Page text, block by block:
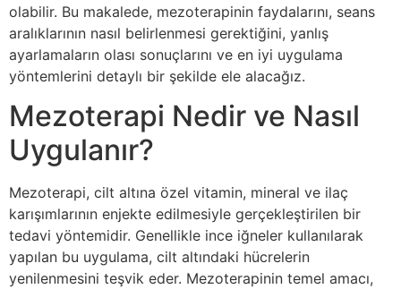
olabilir. Bu makalede, mezoterapinin faydalarını, seans
aralıklarının nasıl belirlenmesi gerektiğini, yanlış
ayarlamaların olası sonuçlarını ve en iyi uygulama
yöntemlerini detaylı bir şekilde ele alacağız.
Mezoterapi Nedir ve Nasıl
Uygulanır?
Mezoterapi, cilt altına özel vitamin, mineral ve ilaç
karışımlarının enjekte edilmesiyle gerçekleştirilen bir
tedavi yöntemidir. Genellikle ince iğneler kullanılarak
yapılan bu uygulama, cilt altındaki hücrelerin
yenilenmesini teşvik eder. Mezoterapinin temel amacı,